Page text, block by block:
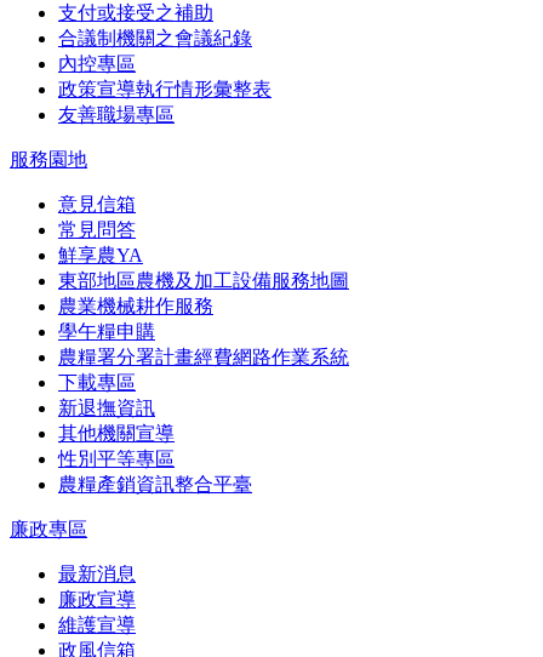
支付或接受之補助
合議制機關之會議紀錄
內控專區
政策宣導執行情形彙整表
友善職場專區
服務園地
意見信箱
常見問答
鮮享農YA
東部地區農機及加工設備服務地圖
農業機械耕作服務
學午糧申購
農糧署分署計畫經費網路作業系統
下載專區
新退撫資訊
其他機關宣導
性別平等專區
農糧產銷資訊整合平臺
廉政專區
最新消息
廉政宣導
維護宣導
政風信箱